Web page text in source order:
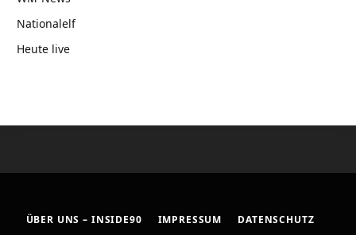
Nationalelf
Heute live
ÜBER UNS – INSIDE90 IMPRESSUM DATENSCHUTZ